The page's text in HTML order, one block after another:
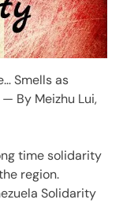
Smells as
By Meizhu Lui,
time solidarity
region.
Solidarity